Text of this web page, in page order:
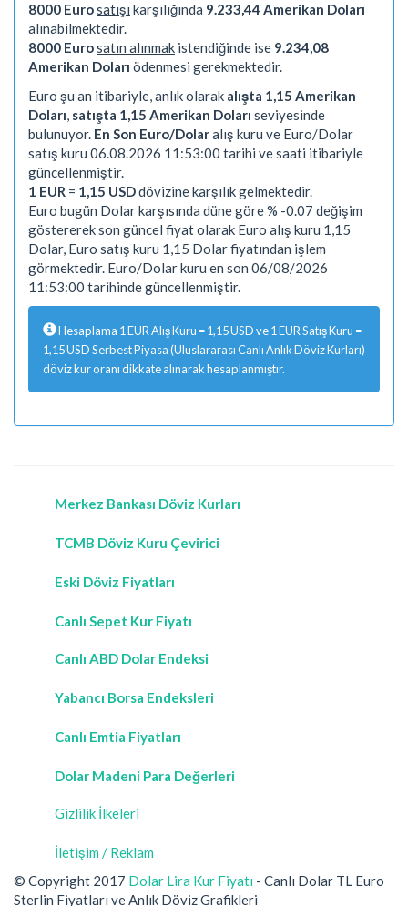
8000 Eurosatışı karşılığında 9.233,44 Amerikan Doları
alınabilmektedir.
8000 Eurosatın alınmak istendiğinde ise 9.234,08
Amerikan Doları ödenmesi gerekmektedir.
Euro şu an itibariyle, anlık olarak alışta 1,15 Amerikan
Doları satışta 1,15 Amerikan Doları seviyesinde
bulunuyor. En Son Euro/Dolaralış kuru ve Euro/Dolar
satış kuru 06.08.2026 11:53:00 tarihi ve saati itibariyle
güncellenmiştir.
1 EUR = 1,15 USDdövizine karşılık gelmektedir.
Euro bugün Dolar karşısında düne göre % -0.07 değişim
göstererek son güncel fiyat olarak Euro alış kuru 1,15
Dolar, Euro satış kuru 1,15 Dolar fiyatından işlem
görmektedir. Euro/Dolar kuru en son 06/08/2026
11:53:00 tarihinde güncellenmiştir.
Hesaplama 1 EUR Alış Kuru = 1,15 USD ve 1 EUR Satış Kuru =
1,15 USD Serbest Piyasa (Uluslararası Canlı Anlık Döviz Kurları)
döviz kur oranı dikkate alınarak hesaplanmıştır.
Merkez Bankası Döviz Kurları
TCMB Döviz Kuru Çevirici
Eski Döviz Fiyatları
Canlı Sepet Kur Fiyatı
Canlı ABD Dolar Endeksi
Yabancı Borsa Endeksleri
Canlı Emtia Fiyatları
Dolar Madeni Para Değerleri
Gizlilik İlkeleri
İletişim / Reklam
© Copyright 2017 Dolar Lira Kur Fiyatı - Canlı Dolar TL Euro
Sterlin Fiyatları ve Anlık Döviz Grafikleri